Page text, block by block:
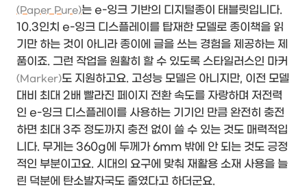
(Paper Pure)는 e-잉크 기반의 디지털종이 태블릿입니다.
10.3인치 e-잉크 디스플레이를 탑재한 모델로 종이책을 읽
기만 하는 것이 아니라 종이에 글을 쓰는 경험을 제공하는 제
품이죠. 그런 작업을 원활히 할 수 있도록 스타일러스인 마커
(Marker)도 지원하고요. 고성능 모델은 아니지만, 이전 모델
대비 최대 2배 빨라진 페이지 전환 속도를 자랑하며 저전력
인 e-잉크 디스플레이를 사용하는 기기인 만큼 완전히 충전
하면 최대 3주 정도까지 충전 없이 쓸 수 있는 것도 매력적입
니다. 무게는 360g에 두께가 6mm 밖에 안 되는 것도 긍정
적인 부분이고요. 시대의 요구에 맞춰 재활용 소재 사용을 늘
린 덕분에 탄소발자국도 줄였다고 하더군요.